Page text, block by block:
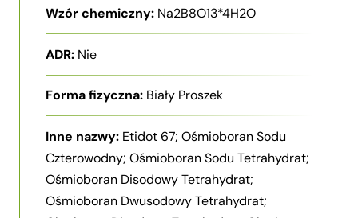
Wzór chemiczny: Na2B8O13*4H2O
ADR: Nie
Forma fizyczna: Biały Proszek
Inne nazwy: Etidot 67; Ośmioboran Sodu
Czterowodny; Ośmioboran Sodu Tetrahydrat;
Ośmioboran Disodowy Tetrahydrat;
Ośmioboran Dwusodowy Tetrahydrat;